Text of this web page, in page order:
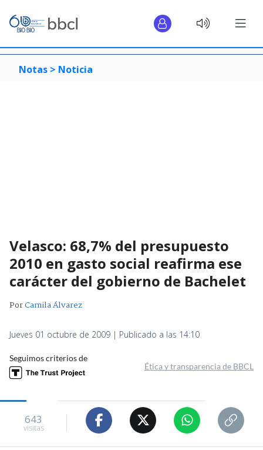
Notas > Noticia
Velasco: 68,7% del presupuesto
2010 en gasto social reafirma ese
carácter del gobierno de Bachelet
PorCamila Álvarez
Jueves 01 octubre de 2009 | Publicado a las 14:10
Seguimos criterios de
Ética y transparencia de BBCL
643
visitas